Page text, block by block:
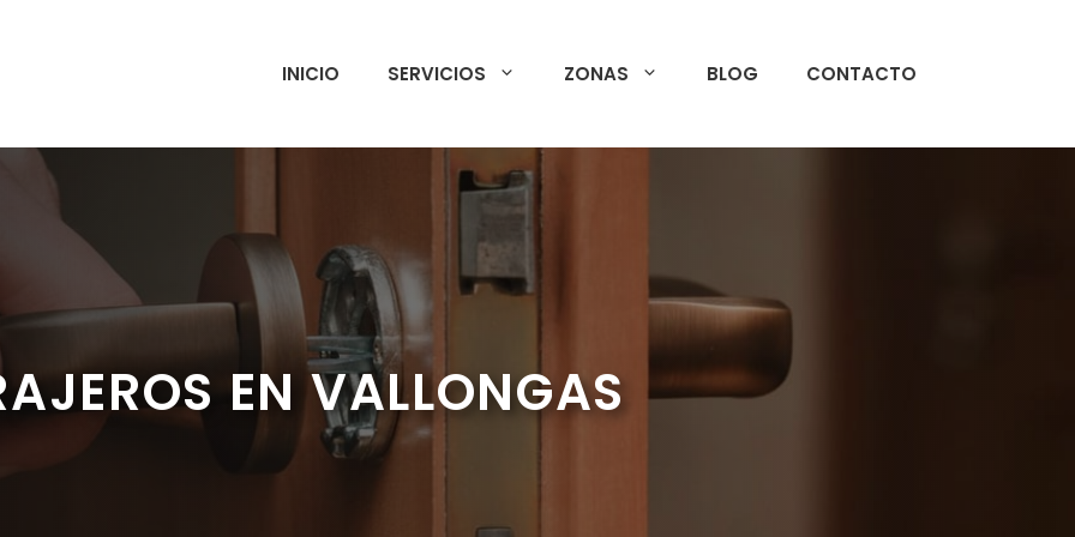
INICIO SERVICIOS ZONAS BLOG CONTACTO
EN VALLONGAS